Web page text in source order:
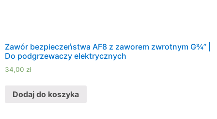
Zawór bezpieczeństwa AF8 z zaworem zwrotnym G¾” |
Do podgrzewaczy elektrycznych
34,00 zł
Dodaj do koszyka